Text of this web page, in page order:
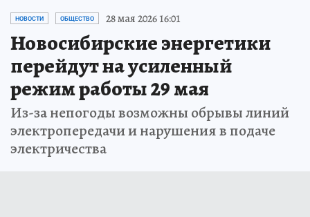
НОВОСТИ ОБЩЕСТВО 28 мая 2026 16:01
Новосибирские энергетики
перейдут на усиленный
режим работы 29 мая
Из-за непогоды возможны обрывы линий
электропередачи и нарушения в подаче
электричества